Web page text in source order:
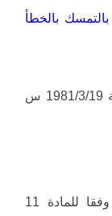
بالخطأ
( 260 الطعن رقم 2154 لسنة 50 ق جلسة 1981/3/19 س
حق التصدى المقرر لمحكمة الجنايات . وفقا للمادة 11